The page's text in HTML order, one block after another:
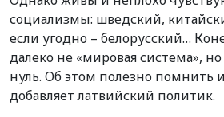
социализмы: шведский,
если угодно – белорусский…
далеко не «мировая система»,
нуль. Об этом полезно помнить
добавляет латвийский политик.